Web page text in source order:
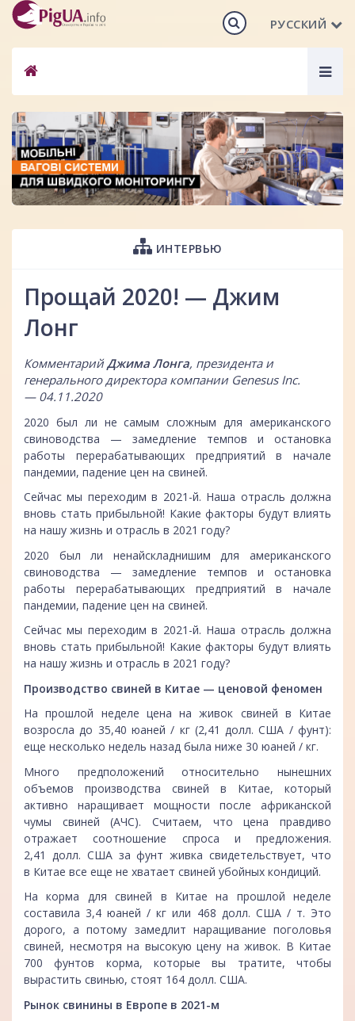
РУССКИЙ
ИНТЕРВЬЮ
Прощай 2020! — Джим
Лонг
КомментарийДжима Лонга, президента и
генерального директора компании Genesus Inc.
— 04.11.2020
2020 был ли не самым сложным для американского
свиноводства — замедление темпов и остановка
работы перерабатывающих предприятий в начале
пандемии, падение цен на свиней.
Сейчас мы переходим в 2021-й. Наша отрасль должна
вновь стать прибыльной! Какие факторы будут влиять
на нашу жизнь и отрасль в 2021 году?
2020 был ли ненайскладнишим для американского
свиноводства — замедление темпов и остановка
работы перерабатывающих предприятий в начале
пандемии, падение цен на свиней.
Сейчас мы переходим в 2021-й. Наша отрасль должна
вновь стать прибыльной! Какие факторы будут влиять
на нашу жизнь и отрасль в 2021 году?
Производство свиней в Китае — ценовой феномен
На прошлой неделе цена на живок свиней в Китае
возросла до 35,40 юаней / кг (2,41 долл. США / фунт):
еще несколько недель назад была ниже 30 юаней / кг.
Много предположений относительно нынешних
объемов производства свиней в Китае, который
активно наращивает мощности после африканской
чумы свиней (АЧС). Считаем, что цена правдиво
отражает соотношение спроса и предложения.
2,41 долл. США за фунт живка свидетельствует, что
в Китае все еще не хватает свиней убойных кондиций.
На корма для свиней в Китае на прошлой неделе
составила 3,4 юаней / кг или 468 долл. США / т. Это
дорого, а потому замедлит наращивание поголовья
свиней, несмотря на высокую цену на живок. В Китае
700 фунтов корма, которые вы тратите, чтобы
вырастить свинью, стоят 164 долл. США.
Рынок свинины в Европе в 2021-м